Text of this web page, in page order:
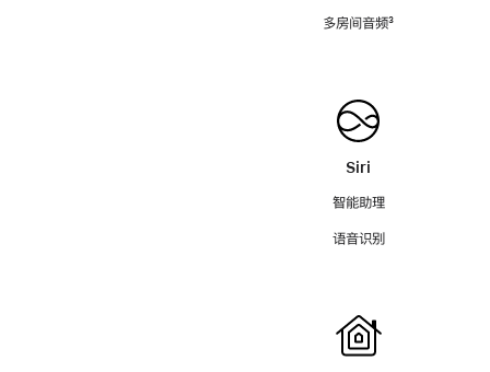
多房间音频脚
³
Siri
智能助理
语音识别